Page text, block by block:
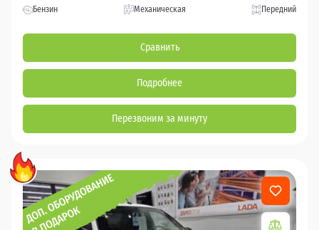
Бензин Механическая Передний
Сравнить
Подробнее
Перезвоним за минуту